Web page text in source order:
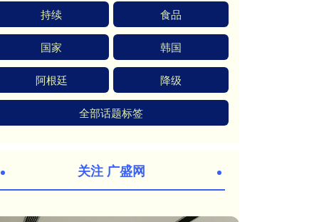
持续 食品
国家 韩国
阿根廷 降级
全部话题标签
关注 广盛网